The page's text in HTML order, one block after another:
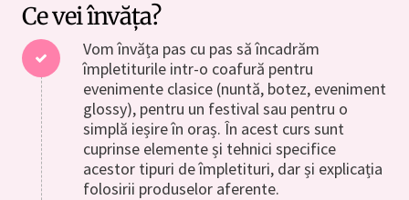
Ce vei învăța?
Vom învăța pas cu pas să încadrăm
împletiturile intr-o coafură pentru
evenimente clasice (nuntă, botez, eveniment
glossy), pentru un festival sau pentru o
simplă ieșire în oraș. În acest curs sunt
cuprinse elemente și tehnici specifice
acestor tipuri de împletituri, dar și explicația
folosirii produselor aferente.